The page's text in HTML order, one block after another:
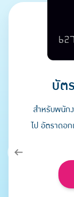
บัต
สำหรับพนัก
ไป อัตราดอก